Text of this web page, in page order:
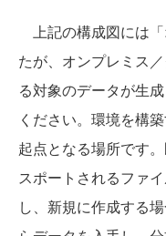
上記の構成図には
たが、オンプレミス
る対象のデータが生
ください。環境を構
起点となる場所です
スポートされるファ
し、新規に作成する